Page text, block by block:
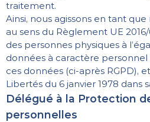
traitement.
Ainsi, nous agissons en tant
au sens du Règlement UE
des personnes physiques à
données à caractère
ces données (ci-après RGPD),
Libertés du 6 janvier 1978 dans
Délégué à la Protection
personnelles